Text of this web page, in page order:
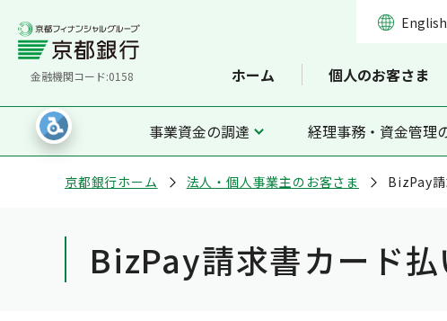
金融機関コード:0158
English
ホーム 個人のお客さま
事業資金の調達 経理事務・資金管理
京都銀行ホーム 法人・個人事業主のお客さま BizPay
BizPay請求書カード払